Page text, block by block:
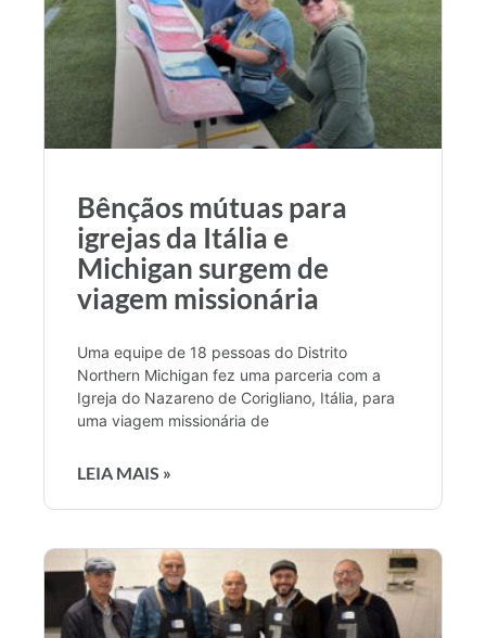
Bênçãos mútuas para
igrejas da Itália e
Michigan surgem de
viagem missionária
Uma equipe de 18 pessoas do Distrito
Northern Michigan fez uma parceria com a
Igreja do Nazareno de Corigliano, Itália, para
uma viagem missionária de
LEIA MAIS »